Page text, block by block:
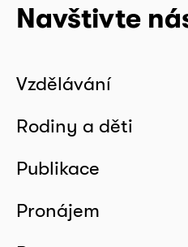
Navštivte
Vzdělávání
Rodiny a děti
Publikace
Pronájem